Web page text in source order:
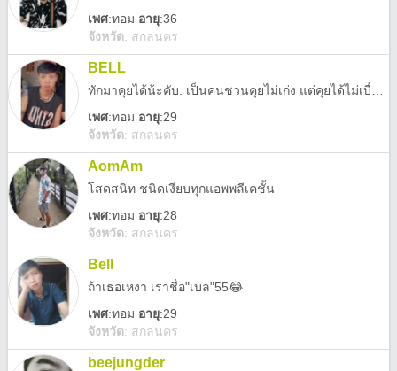
เพศ:ทอม อายุ:36
จังหวัด: สกลนคร
BELL
เพศ:ทอม อายุ:29
จังหวัด: สกลนคร
AomAm
โสดสนิท ชนิดเงียบทุกแอพพลีเคชั้น
เพศ:ทอม อายุ:28
จังหวัด: สกลนคร
Bell
ถ้าเธอเหงา เราชื่อ"เบล"55😂
เพศ:ทอม อายุ:29
จังหวัด: สกลนคร
beejungder